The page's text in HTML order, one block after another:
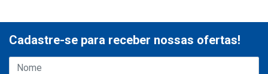
Cadastre-se para receber nossas ofertas!